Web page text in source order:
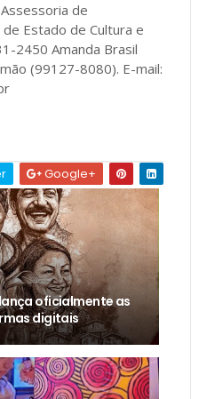
de
Estado de Cultura e
2450 Amanda Brasil
(99127-8080). E-mail:
Google+
oficialmente as
digitais